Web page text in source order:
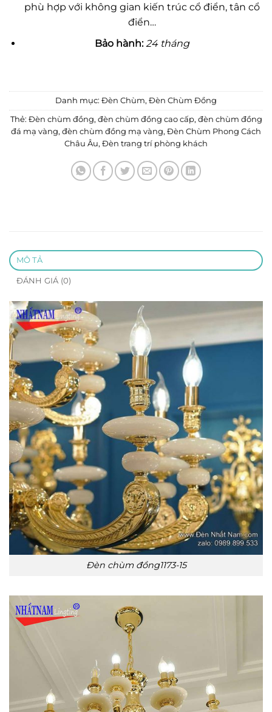
phù hợp với không gian kiến trúc cổ điển, tân cổ
điển…
Bảo hành: 24 tháng
Danh mục: Đèn Chùm, Đèn Chùm Đồng
Thẻ: Đèn chùm đồng, đèn chùm đồng cao cấp, đèn chùm đồng
đá mạ vàng, đèn chùm đồng mạ vàng, Đèn Chùm Phong Cách
Châu Âu, Đèn trang trí phòng khách
MÔ TẢ
ĐÁNH GIÁ (0)
Đèn chùm đồng1173-15